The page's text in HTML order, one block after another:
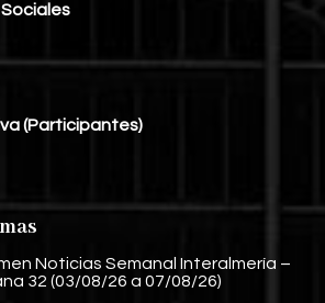
(Participantes)
Noticias Semanal Interalmería –
32 (03/08/26 a 07/08/26)